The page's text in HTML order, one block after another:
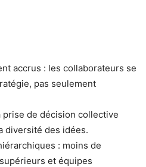
accrus : les collaborateurs se
pas seulement
prise de décision collective
diversité des idées.
: moins de
et équipes